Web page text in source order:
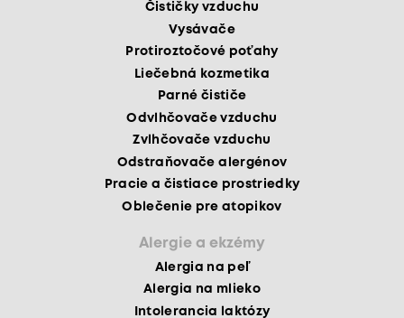
Čističky vzduchu
Vysávače
Protiroztočové poťahy
Liečebná kozmetika
Parné čističe
Odvlhčovače vzduchu
Zvlhčovače vzduchu
Odstraňovače alergénov
Pracie a čistiace prostriedky
Oblečenie pre atopikov
Alergie a ekzémy
Alergia na peľ
Alergia na mlieko
Intolerancia laktózy